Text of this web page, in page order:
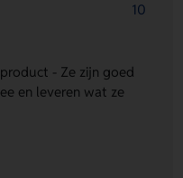
10
- Ze zijn goed
en leveren wat ze